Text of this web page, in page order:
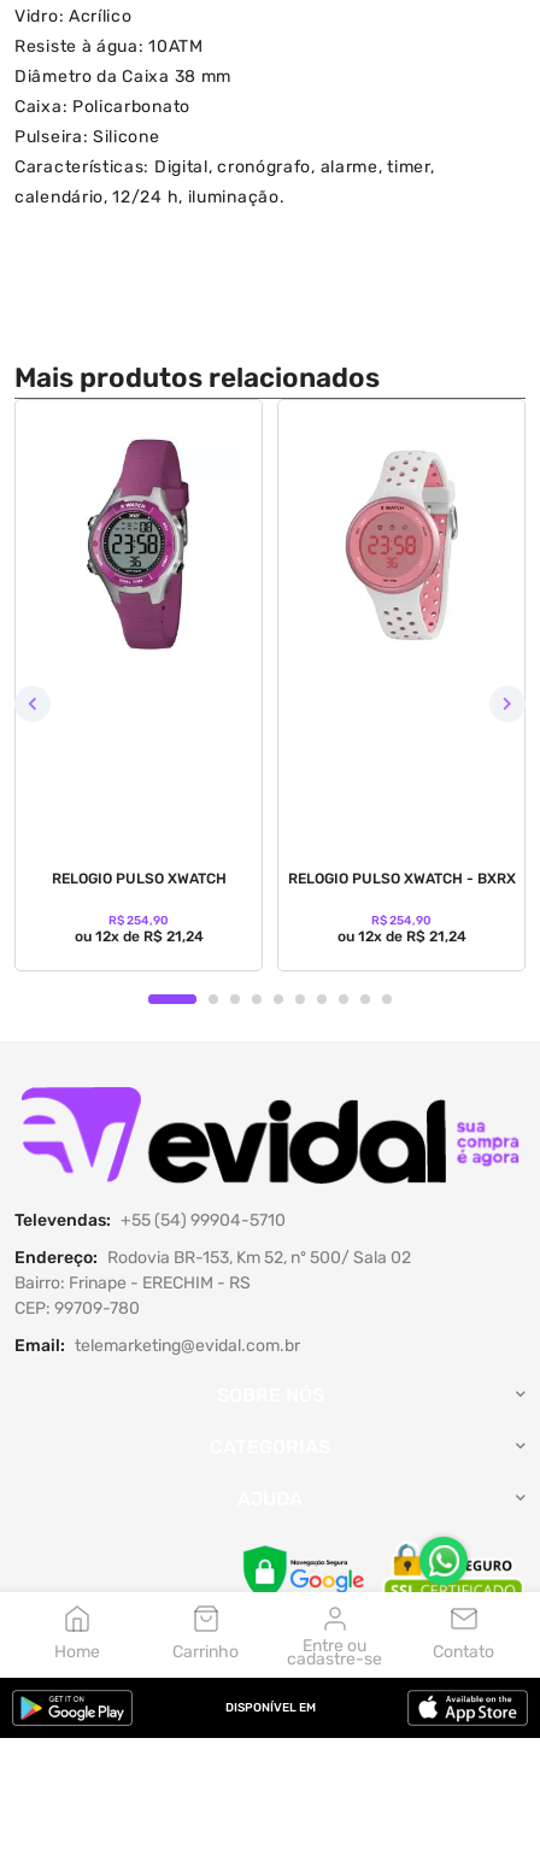
Home Carrinho Entre ou
cadastre-se Contato
Vidro: Acrílico
Resiste à água: 10ATM
Diâmetro da Caixa 38 mm
Caixa: Policarbonato
Pulseira: Silicone
Características: Digital, cronógrafo, alarme, timer,
calendário, 12/24 h, iluminação.
Mais produtos relacionados
RELOGIO PULSO XWATCH
R$ 254,90
ou 12x de R$ 21,24
RELOGIO PULSO XWATCH - BXRX
R$ 254,90
ou 12x de R$ 21,24
Televendas: +55 (54) 99904-5710
Endereço: Rodovia BR-153, Km 52, nº 500/ Sala 02
Bairro: Frinape - ERECHIM - RS
CEP: 99709-780
Email: telemarketing@evidal.com.br
DISPONÍVEL EM